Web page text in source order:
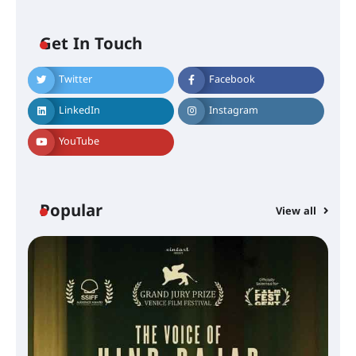
Get In Touch
Twitter Facebook
LinkedIn Instagram
YouTube
Popular View all